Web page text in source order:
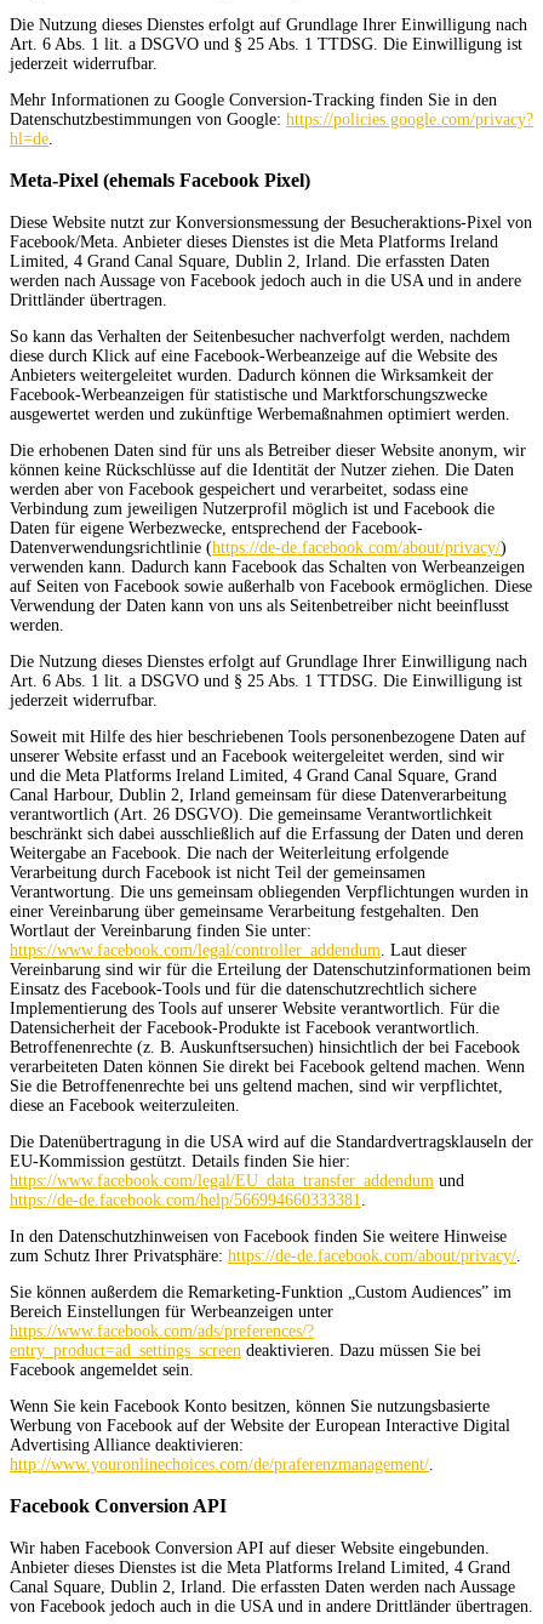
Die Nutzung dieses Dienstes erfolgt auf Grundlage Ihrer Einwilligung nach
Art. 6 Abs. 1 lit. a DSGVO und § 25 Abs. 1 TTDSG. Die Einwilligung ist
jederzeit widerrufbar.
Mehr Informationen zu Google Conversion-Tracking finden Sie in den
Datenschutzbestimmungen von Google: https://policies.google.com/privacy?
hl=de.
Meta-Pixel (ehemals Facebook Pixel)
Diese Website nutzt zur Konversionsmessung der Besucheraktions-Pixel von
Facebook/Meta. Anbieter dieses Dienstes ist die Meta Platforms Ireland
Limited, 4 Grand Canal Square, Dublin 2, Irland. Die erfassten Daten
werden nach Aussage von Facebook jedoch auch in die USA und in andere
Drittländer übertragen.
So kann das Verhalten der Seitenbesucher nachverfolgt werden, nachdem
diese durch Klick auf eine Facebook-Werbeanzeige auf die Website des
Anbieters weitergeleitet wurden. Dadurch können die Wirksamkeit der
Facebook-Werbeanzeigen für statistische und Marktforschungszwecke
ausgewertet werden und zukünftige Werbemaßnahmen optimiert werden.
Die erhobenen Daten sind für uns als Betreiber dieser Website anonym, wir
können keine Rückschlüsse auf die Identität der Nutzer ziehen. Die Daten
werden aber von Facebook gespeichert und verarbeitet, sodass eine
Verbindung zum jeweiligen Nutzerprofil möglich ist und Facebook die
Daten für eigene Werbezwecke, entsprechend der Facebook-
Datenverwendungsrichtlinie (https://de-de.facebook.com/about/privacy/)
verwenden kann. Dadurch kann Facebook das Schalten von Werbeanzeigen
auf Seiten von Facebook sowie außerhalb von Facebook ermöglichen. Diese
Verwendung der Daten kann von uns als Seitenbetreiber nicht beeinflusst
werden.
Die Nutzung dieses Dienstes erfolgt auf Grundlage Ihrer Einwilligung nach
Art. 6 Abs. 1 lit. a DSGVO und § 25 Abs. 1 TTDSG. Die Einwilligung ist
jederzeit widerrufbar.
Soweit mit Hilfe des hier beschriebenen Tools personenbezogene Daten auf
unserer Website erfasst und an Facebook weitergeleitet werden, sind wir
und die Meta Platforms Ireland Limited, 4 Grand Canal Square, Grand
Canal Harbour, Dublin 2, Irland gemeinsam für diese Datenverarbeitung
verantwortlich (Art. 26 DSGVO). Die gemeinsame Verantwortlichkeit
beschränkt sich dabei ausschließlich auf die Erfassung der Daten und deren
Weitergabe an Facebook. Die nach der Weiterleitung erfolgende
Verarbeitung durch Facebook ist nicht Teil der gemeinsamen
Verantwortung. Die uns gemeinsam obliegenden Verpflichtungen wurden in
einer Vereinbarung über gemeinsame Verarbeitung festgehalten. Den
Wortlaut der Vereinbarung finden Sie unter:
https://www.facebook.com/legal/controller_addendum . Laut dieser
Vereinbarung sind wir für die Erteilung der Datenschutzinformationen beim
Einsatz des Facebook-Tools und für die datenschutzrechtlich sichere
Implementierung des Tools auf unserer Website verantwortlich. Für die
Datensicherheit der Facebook-Produkte ist Facebook verantwortlich.
Betroffenenrechte (z. B. Auskunftsersuchen) hinsichtlich der bei Facebook
verarbeiteten Daten können Sie direkt bei Facebook geltend machen. Wenn
Sie die Betroffenenrechte bei uns geltend machen, sind wir verpflichtet,
diese an Facebook weiterzuleiten.
Die Datenübertragung in die USA wird auf die Standardvertragsklauseln der
EU-Kommission gestützt. Details finden Sie hier:
https://www.facebook.com/legal/EU_data_transfer_addendum und
https://de-de.facebook.com/help/566994660333381
In den Datenschutzhinweisen von Facebook finden Sie weitere Hinweise
zum Schutz Ihrer Privatsphäre: https://de-de.facebook.com/about/privacy/
Sie können außerdem die Remarketing-Funktion „Custom Audiences” im
Bereich Einstellungen für Werbeanzeigen unter
https://www.facebook.com/ads/preferences/?
entry_product=ad_settings_screen deaktivieren. Dazu müssen Sie bei
Facebook angemeldet sein.
Wenn Sie kein Facebook Konto besitzen, können Sie nutzungsbasierte
Werbung von Facebook auf der Website der European Interactive Digital
Advertising Alliance deaktivieren:
http://www.youronlinechoices.com/de/praferenzmanagement/
Facebook Conversion API
Wir haben Facebook Conversion API auf dieser Website eingebunden.
Anbieter dieses Dienstes ist die Meta Platforms Ireland Limited, 4 Grand
Canal Square, Dublin 2, Irland. Die erfassten Daten werden nach Aussage
von Facebook jedoch auch in die USA und in andere Drittländer übertragen.